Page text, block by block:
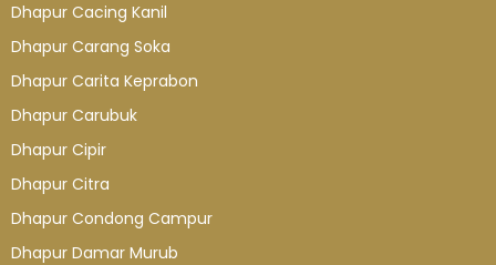
Dhapur Cacing Kanil
Dhapur Carang Soka
Dhapur Carita Keprabon
Dhapur Carubuk
Dhapur Cipir
Dhapur Citra
Dhapur Condong Campur
Dhapur Damar Murub